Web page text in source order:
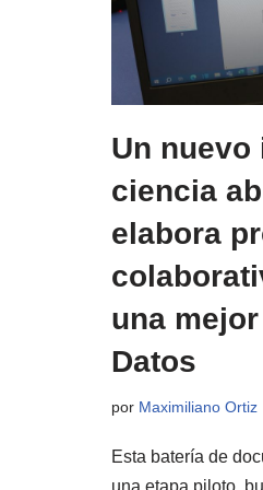
Un nuevo
ciencia
elabora
una
Datos
por Maximiliano Ortiz
Esta batería de
una etapa piloto,